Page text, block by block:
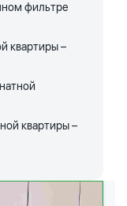
фильтре
квартиры –
квартиры –